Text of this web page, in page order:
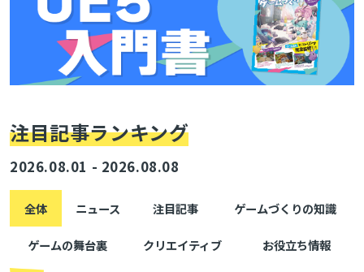
注目記事ランキング
2026.08.01 - 2026.08.08
全体 ニュース 注目記事 ゲームづくりの知識
ゲームの舞台裏 クリエイティブ お役立ち情報